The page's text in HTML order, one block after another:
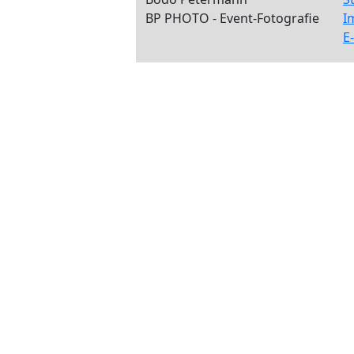
BP PHOTO - Event-Fotografie